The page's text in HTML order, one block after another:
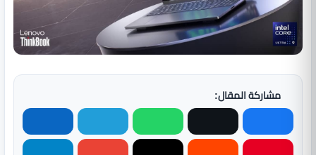
مشاركة المقال: